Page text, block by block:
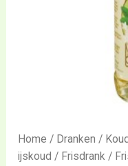
Home / Dranken /
ijskoud / Frisdrank /